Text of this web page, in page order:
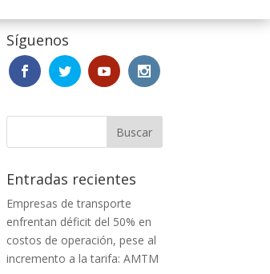
Síguenos
Entradas recientes
Empresas de transporte
enfrentan déficit del 50% en
costos de operación, pese al
incremento a la tarifa: AMTM